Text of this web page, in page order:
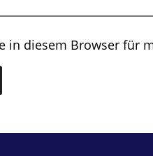
in diesem Browser für